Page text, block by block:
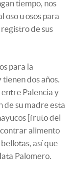
tiempo, nos
oso u osos para
de sus
para la
dos años.
Palencia y
de su madre esta
[fruto del
alimento
así que
Palomero.